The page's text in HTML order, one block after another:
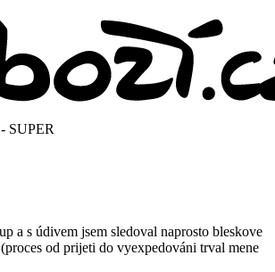
SUPER
a s údivem jsem sledoval naprosto bleskove
od prijeti do vyexpedováni trval mene